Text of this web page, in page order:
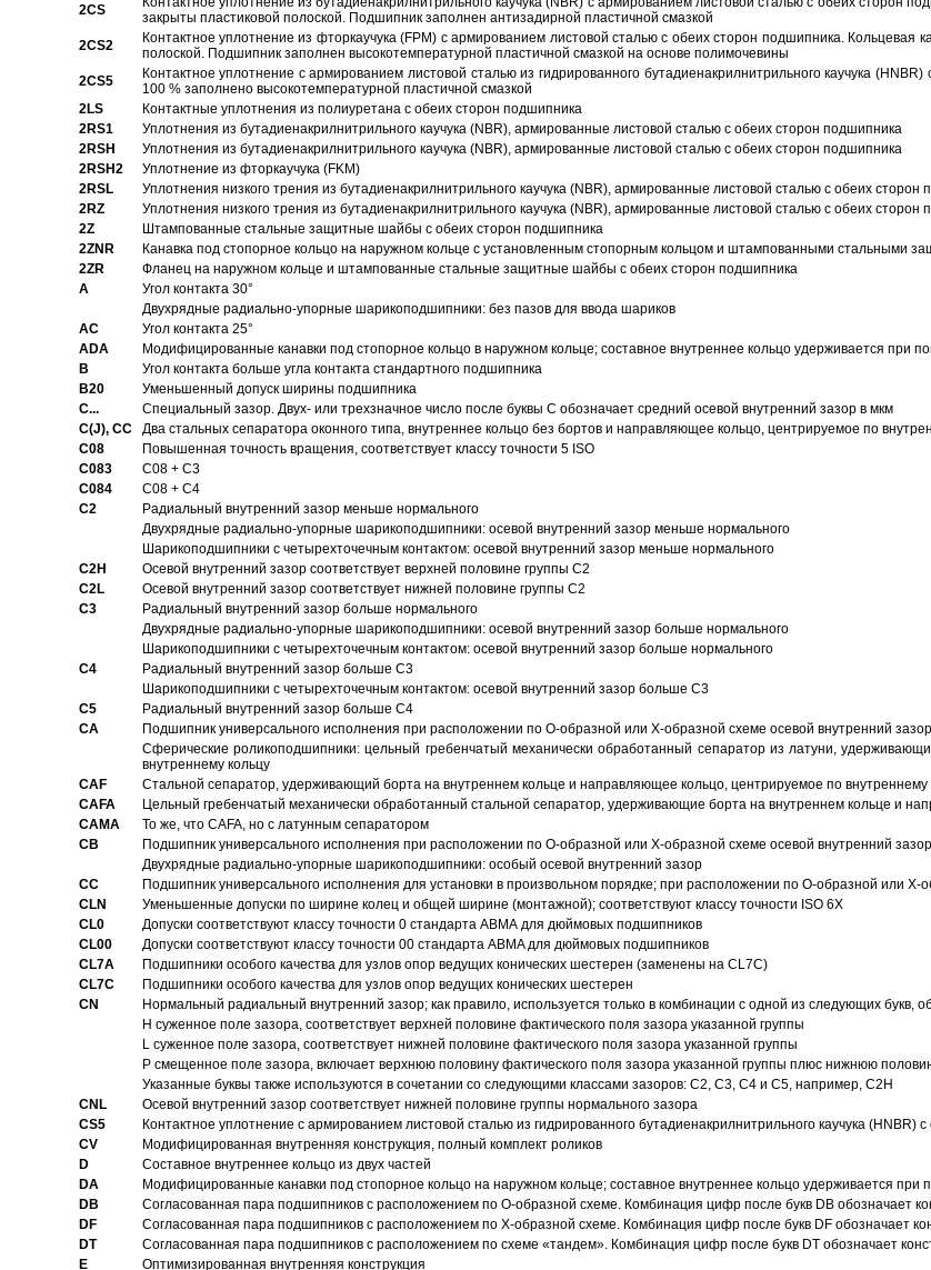
2CS
закрыты пластиковой полоской. Подшипник заполнен антизадирной пластичной смазкой
2CS2
Контактное уплотнение из фторкаучука (FPM) с армированием листовой сталью с обеих сторон подшипника. Кольцевая
полоской. Подшипник заполнен высокотемпературной пластичной смазкой на основе полимочевины
2CS5
Контактное уплотнение с армированием листовой сталью из гидрированного бутадиенакрилнитрильного каучука
100 % заполнено высокотемпературной пластичной смазкой
2LS
Контактные уплотнения из полиуретана с обеих сторон подшипника
2RS1
Уплотнения из бутадиенакрилнитрильного каучука (NBR), армированные листовой сталью с обеих сторон подшипника
2RSH
Уплотнения из бутадиенакрилнитрильного каучука (NBR), армированные листовой сталью с обеих сторон подшипника
2RSH2
Уплотнение из фторкаучука (FKM)
2RSL
Уплотнения низкого трения из бутадиенакрилнитрильного каучука (NBR), армированные листовой сталью с обеих сторон
2RZ
Уплотнения низкого трения из бутадиенакрилнитрильного каучука (NBR), армированные листовой сталью с обеих сторон
2Z
Штампованные стальные защитные шайбы с обеих сторон подшипника
2ZNR
Канавка под стопорное кольцо на наружном кольце с установленным стопорным кольцом и штампованными стальными
2ZR
Фланец на наружном кольце и штампованные стальные защитные шайбы с обеих сторон подшипника
A
Угол контакта 30°
Двухрядные радиально-упорные шарикоподшипники: без пазов для ввода шариков
AC
Угол контакта 25°
ADA
Модифицированные канавки под стопорное кольцо в наружном кольце; составное внутреннее кольцо удерживается при
B
Угол контакта больше угла контакта стандартного подшипника
B20
Уменьшенный допуск ширины подшипника
C...
Специальный зазор. Двух- или трехзначное число после буквы С обозначает средний осевой внутренний зазор в мкм
C(J), CC
Два стальных сепаратора оконного типа, внутреннее кольцо без бортов и направляющее кольцо, центрируемое по
C08
Повышенная точность вращения, соответствует классу точности 5 ISO
C083
C08 + C3
C084
C08 + C4
C2
Pадиальный внутренний зазор меньше нормального
Двухрядные радиально-упорные шарикоподшипники: осевой внутренний зазор меньше нормального
Шарикоподшипники с четырехточечным контактом: осевой внутренний зазор меньше нормального
C2H
Осевой внутренний зазор соответствует верхней половине группы C2
C2L
Осевой внутренний зазор соответствует нижней половине группы C2
C3
Pадиальный внутренний зазор больше нормального
Двухрядные радиально-упорные шарикоподшипники: осевой внутренний зазор больше нормального
Шарикоподшипники с четырехточечным контактом: осевой внутренний зазор больше нормального
C4
Pадиальный внутренний зазор больше C3
Шарикоподшипники с четырехточечным контактом: осевой внутренний зазор больше C3
C5
Pадиальный внутренний зазор больше C4
CA
Подшипник универсального исполнения при расположении по О-образной или Х-образной схеме осевой внутренний
Сферические роликоподшипники: цельный гребенчатый механически обработанный сепаратор из латуни,
внутреннему кольцу
CAF
Стальной сепаратор, удерживающий борта на внутреннем кольце и направляющее кольцо, центрируемое по внутреннему
CAFA
Цельный гребенчатый механически обработанный стальной сепаратор, удерживающие борта на внутреннем кольце и
CAMA
То же, что CAFA, но с латунным сепаратором
CB
Подшипник универсального исполнения при расположении по О-образной или Х-образной схеме осевой внутренний
Двухрядные радиально-упорные шарикоподшипники: особый осевой внутренний зазор
CC
Подшипник универсального исполнения для установки в произвольном порядке; при расположении по О-образной или
CLN
Уменьшенные допуски по ширине колец и общей ширине (монтажной); соответствуют классу точности ISO 6X
CL0
Допуски соответствуют классу точности 0 стандарта АВМА для дюймовых подшипников
CL00
Допуски соответствуют классу точности 00 стандарта ABMA для дюймовых подшипников
CL7A
Подшипники особого качества для узлов опор ведущих конических шестерен (заменены на CL7C)
CL7C
Подшипники особого качества для узлов опор ведущих конических шестерен
CN
Hормальный радиальный внутренний зазор; как правило, используется только в комбинации с одной из следующих
H суженное поле зазора, соответствует верхней половине фактического поля зазора указанной группы
L суженное поле зазора, соответствует нижней половине фактического поля зазора указанной группы
P смещенное поле зазора, включает верхнюю половину фактического поля зазора указанной группы плюс нижнюю
Указанные буквы также используются в сочетании со следующими классами зазоров: С2, C3, С4 и С5, например, С2Н
CNL
Осевой внутренний зазор соответствует нижней половине группы нормального зазора
CS5
Контактное уплотнение с армированием листовой сталью из гидрированного бутадиенакрилнитрильного каучука (HNBR)
CV
Модифицированная внутренняя конструкция, полный комплект роликов
D
Составное внутреннее кольцо из двух частей
DA
Модифицированные канавки под стопорное кольцо на наружном кольце; составное внутреннее кольцо удерживается при
DB
Согласованная пара подшипников с расположением по О-образной схеме. Комбинация цифр после букв DB обозначает
DF
Согласованная пара подшипников с расположением по Х-образной схеме. Комбинация цифр после букв DF обозначает
DT
Согласованная пара подшипников с расположением по схеме «тандем». Комбинация цифр после букв DT обозначает
E
Оптимизированная внутренняя конструкция